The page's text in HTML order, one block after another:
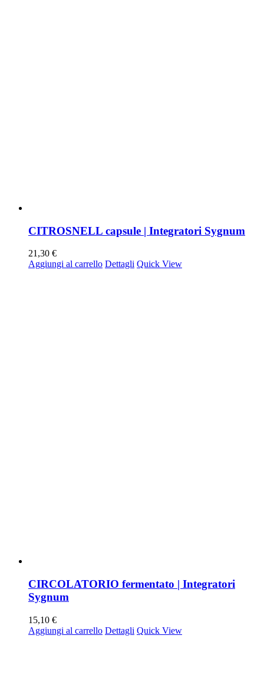
CITROSNELL capsule | Integratori Sygnum
21,30 €
Aggiungi al carrello Dettagli Quick View
CIRCOLATORIO fermentato | Integratori
Sygnum
15,10 €
Aggiungi al carrello Dettagli Quick View